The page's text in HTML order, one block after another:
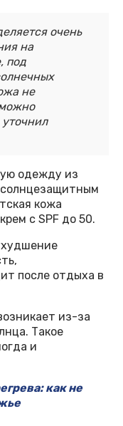
очень
на
под
не
одежду из
солнцезащитным
кожа
с SPF до 50.
после отдыха в
из-за
Такое
и
как не